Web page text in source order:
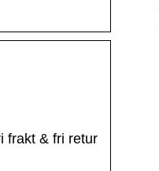
frakt & fri retur